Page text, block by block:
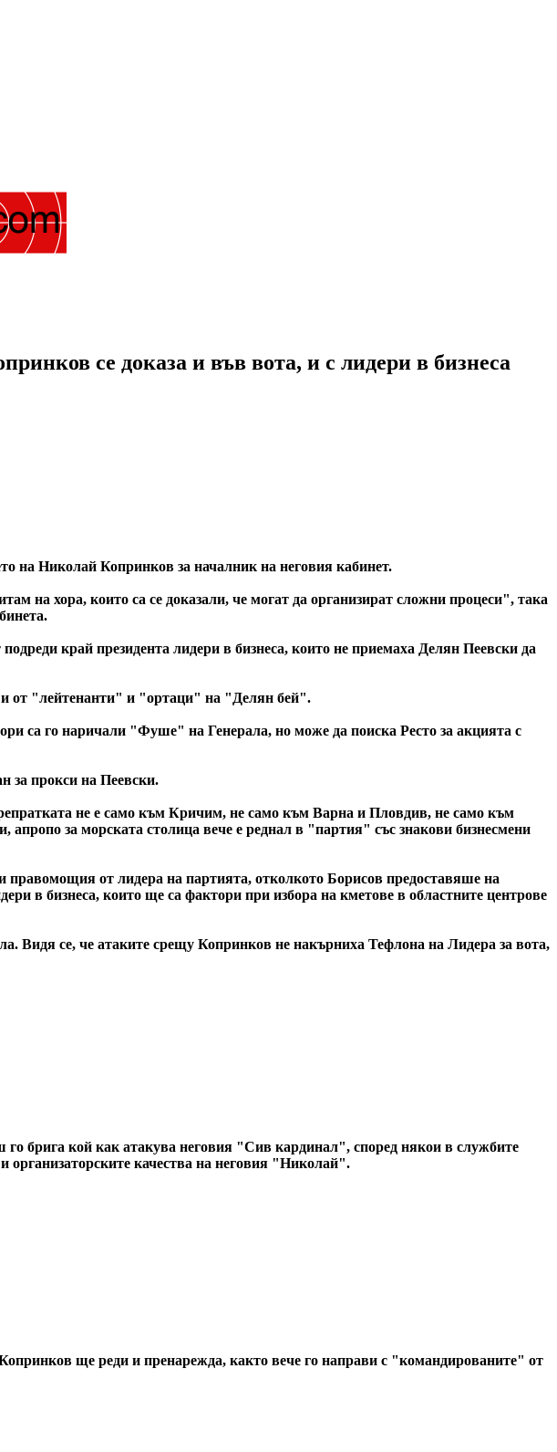
се доказа и във вота, и с лидери в бизнеса
на Николай Копринков за началник на неговия кабинет.
на хора, които са се доказали, че могат да организират сложни процеси", така
край президента лидери в бизнеса, които не приемаха Делян Пеевски да
и от "лейтенанти" и "ортаци" на "Делян бей".
са го наричали "Фуше" на Генерала, но може да поиска Ресто за акцията с
за прокси на Пеевски.
не е само към Кричим, не само към Варна и Пловдив, не само към
за морската столица вече е реднал в "партия" със знакови бизнесмени
от лидера на партията, отколкото Борисов предоставяше на
в бизнеса, които ще са фактори при избора на кметове в областните центрове
Видя се, че атаките срещу Копринков не накърниха Тефлона на Лидера за вота,
го брига кой как атакува неговия "Сив кардинал", според някои в службите
качества на неговия "Николай".
ще реди и пренарежда, както вече го направи с "командированите" от